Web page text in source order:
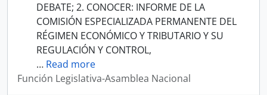
DEBATE; 2. CONOCER: INFORME DE LA
COMISIÓN ESPECIALIZADA PERMANENTE DEL
RÉGIMEN ECONÓMICO Y TRIBUTARIO Y SU
REGULACIÓN Y CONTROL,
… Read more
Función Legislativa-Asamblea Nacional